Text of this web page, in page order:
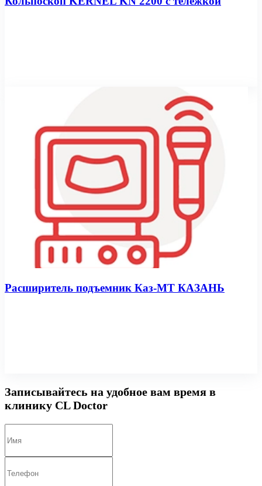
Расширитель подъемник Каз-МТ КАЗАНЬ
Записывайтесь на удобное вам время в
клинику CL Doctor